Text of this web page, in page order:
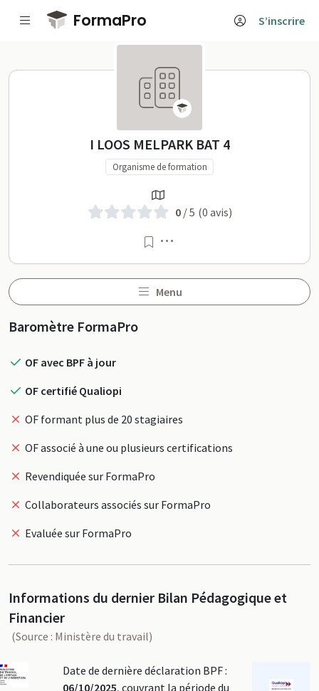
Passer au contenu principal
FormaPro S’inscrire
I LOOS MELPARK BAT 4
I LOOS MELPARK BAT 4
Organisme de formation
0/ 5 (0 avis)
Menu
Profil
Baromètre FormaPro
OF avec BPF à jour
OF certifié Qualiopi
OF formant plus de 20 stagiaires
OF associé à une ou plusieurs certifications
Revendiquée sur FormaPro
Collaborateurs associés sur FormaPro
Evaluée sur FormaPro
Informations du dernier Bilan Pédagogique et
Financier
(Source : Ministère du travail)
Date de dernière déclaration BPF :
06/10/2025, couvrant la période du